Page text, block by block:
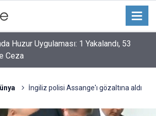
Huzur Uygulaması: 1 Yakalandı, 53
Ceza
İngiliz polisi Assange'ı gözaltına aldı